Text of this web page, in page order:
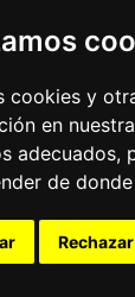
cookies y
en
adecuados,
de
Rechazar